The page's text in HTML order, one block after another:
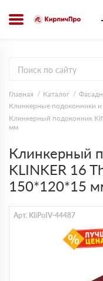
Главная Каталог
Клинкерные подоконники
Клинкерный подоконник
мм
Клинкерный
KLINKER 16
150*120*15
Арт. KliPoIV-44487